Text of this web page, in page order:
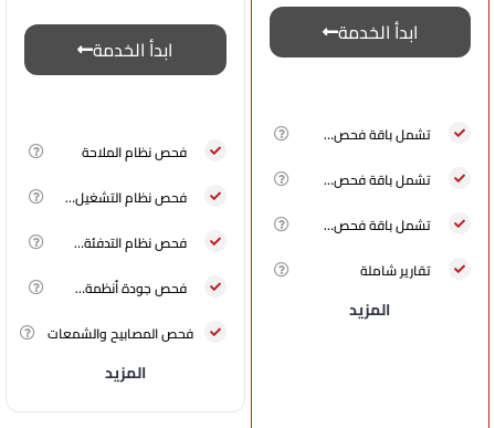
ابدأ الخدمة
تشمل باقة فحص…
تشمل باقة فحص…
تشمل باقة فحص…
تقارير شاملة
المزيد
ابدأ الخدمة
فحص نظام الملاحة
فحص نظام التشغيل…
فحص نظام التدفئة…
فحص جودة أنظمة…
فحص المصابيح والشمعات
المزيد